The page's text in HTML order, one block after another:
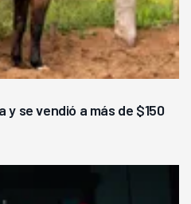
y se vendió a más de $150